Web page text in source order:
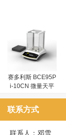
赛多利斯 BCE95P
i-10CN 微量天平
联系方式
联系人：邓雪